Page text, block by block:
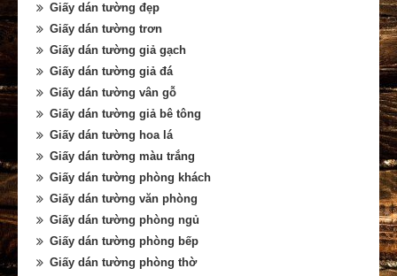
Giấy dán tường đẹp
Giấy dán tường trơn
Giấy dán tường giả gạch
Giấy dán tường giả đá
Giấy dán tường vân gỗ
Giấy dán tường giả bê tông
Giấy dán tường hoa lá
Giấy dán tường màu trắng
Giấy dán tường phòng khách
Giấy dán tường văn phòng
Giấy dán tường phòng ngủ
Giấy dán tường phòng bếp
Giấy dán tường phòng thờ